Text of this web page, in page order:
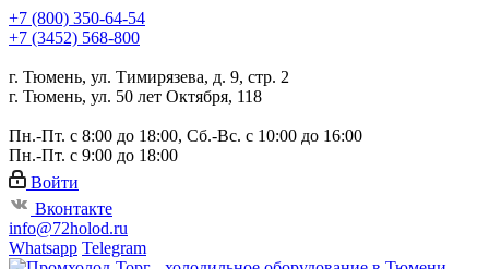
+7 (800) 350-64-54
+7 (3452) 568-800
г. Тюмень, ул. Тимирязева, д. 9, стр. 2
г. Тюмень, ул. 50 лет Октября, 118
Пн.-Пт. с 8:00 до 18:00, Сб.-Вс. с 10:00 до 16:00
Пн.-Пт. с 9:00 до 18:00
Войти
Вконтакте
info@72holod.ru
Whatsapp Telegram